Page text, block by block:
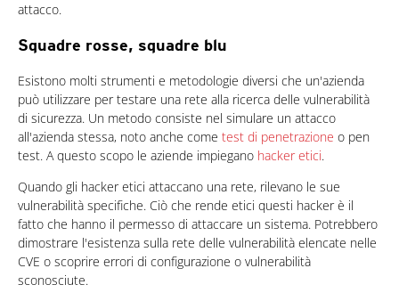
attacco.
Squadre rosse, squadre blu
Esistono molti strumenti e metodologie diversi che un'azienda
può utilizzare per testare una rete alla ricerca delle vulnerabilità
di sicurezza. Un metodo consiste nel simulare un attacco
all'azienda stessa, noto anche come test di penetrazione o pen
test. A questo scopo le aziende impiegano hacker etici.
Quando gli hacker etici attaccano una rete, rilevano le sue
vulnerabilità specifiche. Ciò che rende etici questi hacker è il
fatto che hanno il permesso di attaccare un sistema. Potrebbero
dimostrare l'esistenza sulla rete delle vulnerabilità elencate nelle
CVE o scoprire errori di configurazione o vulnerabilità
sconosciute.